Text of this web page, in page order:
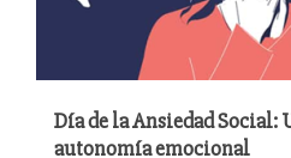
Día de la Ansiedad Social:
autonomía emocional